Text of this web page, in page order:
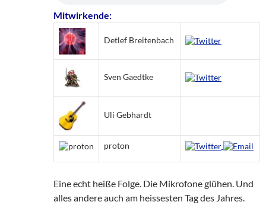
Mitwirkende:
Detlef Breitenbach
Sven Gaedtke
Uli Gebhardt
proton
Eine echt heiße Folge. Die Mikrofone glühen. Und
alles andere auch am heissesten Tag des Jahres.